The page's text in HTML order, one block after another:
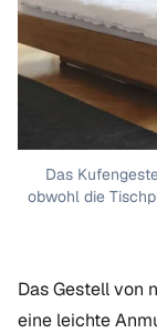
Das
obwohl die
Das Gestell von
eine leichte